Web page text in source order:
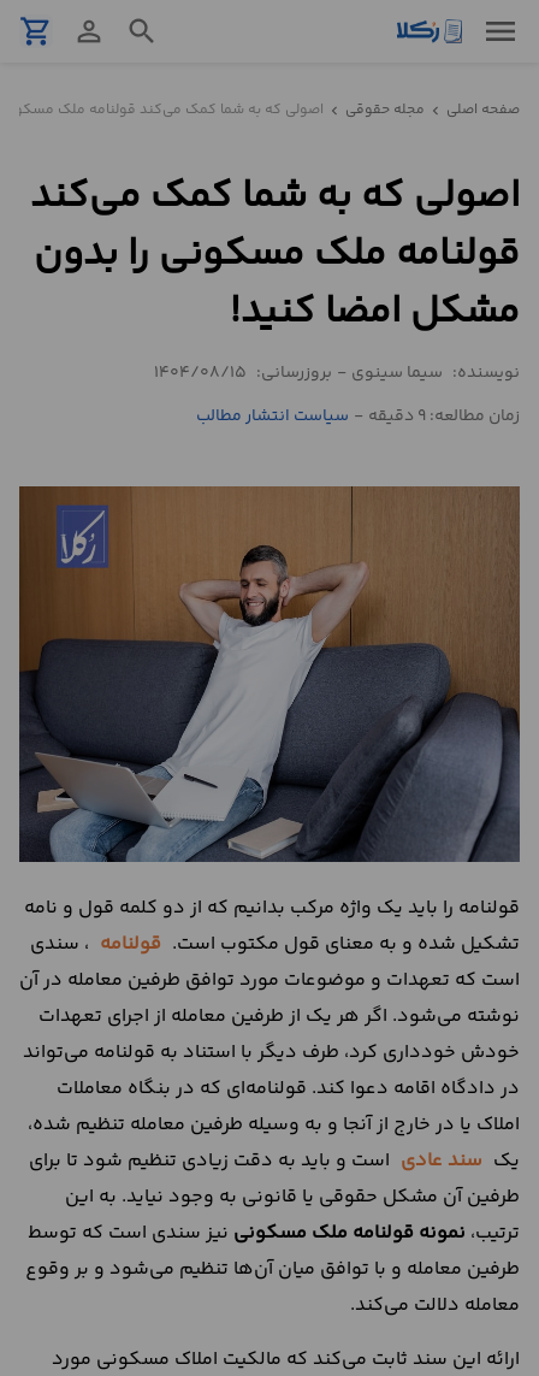
menu
search
person_outline
shopping_cart
نمونه
تنظیم
مشاوره
حقوقی
استعلام
محاسبه
با
ما
صفحه اصلی chevron_left مجله حقوقی chevron_left اصولی که به شما کمک می‌کند قولنامه ملک
اصولی که به شما کمک می‌کند
قولنامه ملک مسکونی را بدون
مشکل امضا کنید!
نویسنده: سیما سینوی - بروزرسانی: 1404/08/15
زمان مطالعه: 9 دقیقه
- سیاست انتشار مطالب
قولنامه را باید یک واژه مرکب بدانیم که از دو کلمه قول و نامه
تشکیل شده و به معنای قول مکتوب است. قولنامه ، سندی
است که تعهدات و موضوعات مورد توافق طرفین معامله در آن
نوشته می‌شود. اگر هر یک از طرفین معامله از اجرای تعهدات
خودش خودداری کرد، طرف دیگر با استناد به قولنامه می‌تواند
در دادگاه اقامه دعوا کند. قولنامه‌ای که در بنگاه معاملات
املاک یا در خارج از آنجا و به وسیله طرفین معامله تنظیم شده،
یک سند عادی است و باید به دقت زیادی تنظیم شود تا برای
طرفین آن مشکل حقوقی یا قانونی به وجود نیاید. به این
ترتیب، نمونه قولنامه ملک مسکونی نیز سندی است که توسط
طرفین معامله و با توافق میان آن‌ها تنظیم می‌شود و بر وقوع
معامله دلالت می‌کند.
ارائه این سند ثابت می‌کند که مالکیت املاک مسکونی مورد